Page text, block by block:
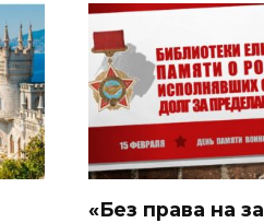
«Без права на